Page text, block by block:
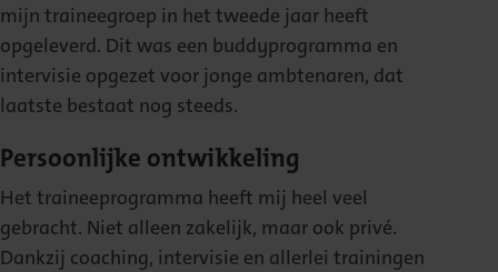
mijn traineegroep in het tweede jaar heeft
opgeleverd. Dit was een buddyprogramma en
intervisie opgezet voor jonge ambtenaren, dat
laatste bestaat nog steeds.
Persoonlijke ontwikkeling
Het traineeprogramma heeft mij heel veel
gebracht. Niet alleen zakelijk, maar ook privé.
Dankzij coaching, intervisie en allerlei trainingen